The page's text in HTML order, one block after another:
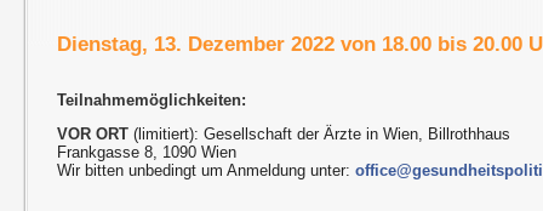
Dienstag, 13. Dezember 2022 von 18.00 bis 20.00
Teilnahmemöglichkeiten:
VOR ORT (limitiert): Gesellschaft der Ärzte in Wien, Billrothhaus
Frankgasse 8, 1090 Wien
Wir bitten unbedingt um Anmeldung unter: